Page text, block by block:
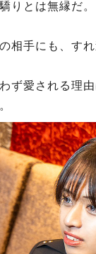
りとは無縁だ。
相手にも、す
ず愛される理